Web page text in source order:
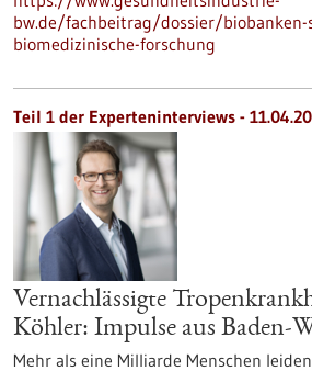
bw.de/fachbeitrag/dossier/
biomedizinische-forschung
Teil 1 der Experteninterviews -
Vernachlässigte
Köhler: Impulse aus Baden-
Mehr als eine Milliarde Menschen